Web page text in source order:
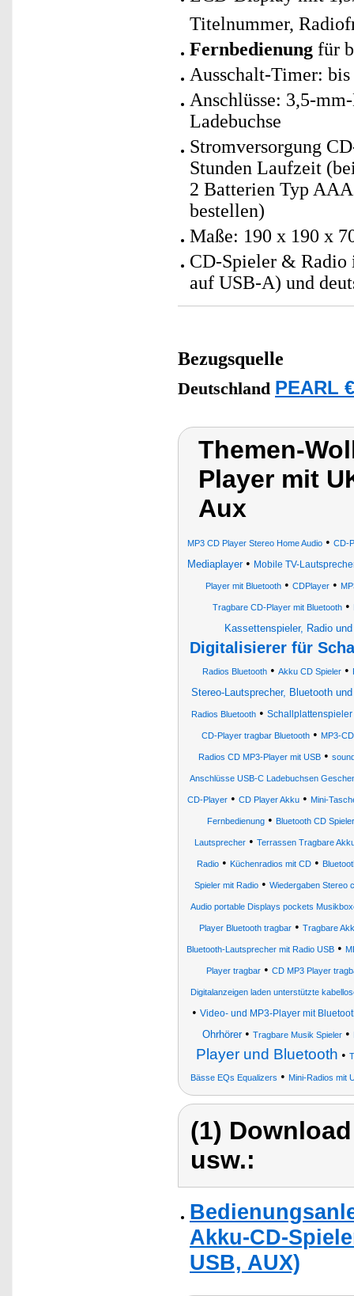
Titelnummer,
Fernbedienung für
Ausschalt-Timer:
Anschlüsse: 3,5-
Ladebuchse
Stromversorgung
Stunden Laufzeit
2 Batterien Typ
bestellen)
Maße: 190 x 190 x
CD-Spieler & Radio
auf USB-A) und
Bezugsquelle
Deutschland PEARL
Themen-
Player mit
Aux
MP3 CD Player Stereo Home Audio• CD-
Mediaplayer• Mobile TV-
Player mit Bluetooth • CDPlayer •
Tragbare CD-Player mit Bluetooth •
Kassettenspieler, Radio
Digitalisierer für
Radios Bluetooth• Akku CD Spieler•
Stereo-Lautsprecher, Bluetooth
Radios Bluetooth•
CD-Player tragbar Bluetooth• MP3-
Radios CD MP3-Player mit USB •
Anschlüsse USB-C Ladebuchsen
CD-Player• CD Player Akku• Mini-
Fernbedienung• Bluetooth CD Spieler
Lautsprecher • Terrassen Tragbare
Radio• Küchenradios mit CD•
Spieler mit Radio • Wiedergaben Stereo
Audio portable Displays pockets
Player Bluetooth tragbar • Tragbare
Bluetooth-Lautsprecher mit Radio USB •
Player tragbar• CD MP3 Player
Digitalanzeigen laden unterstützte
• Video- und MP3-Player mit
Ohrhörer• Tragbare Musik Spieler •
Player und Bluetooth •
Bässe EQs Equalizers • Mini-Radios mit
(1)
usw.:
Akku-CD-
USB, AUX)